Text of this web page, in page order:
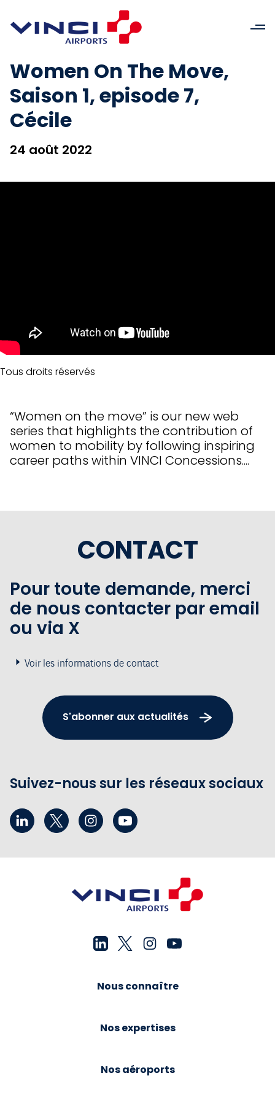
Women On The Move,
Saison 1, episode 7,
Cécile
24 août 2022
Tous droits réservés
“Women on the move” is our new web
series that highlights the contribution of
women to mobility by following inspiring
career paths within VINCI Concessions....
CONTACT
Pour toute demande, merci
de nous contacter par email
ou via X
Voir les informations de contact
S'abonner aux actualités
Suivez-nous sur les réseaux sociaux
Nous connaître
Nos expertises
Nos aéroports